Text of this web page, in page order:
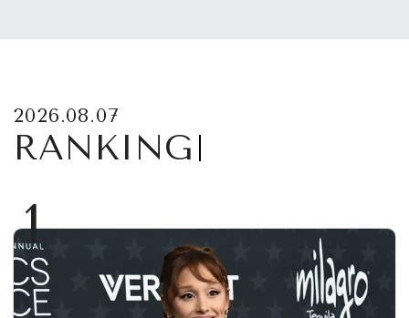
2026.08.07
RANKING
1